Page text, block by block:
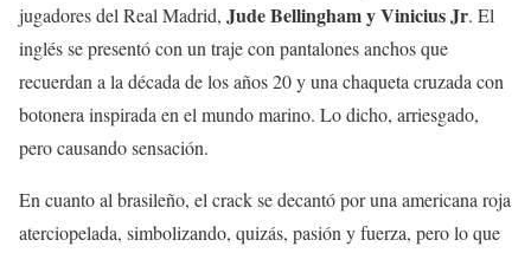
jugadores del Real Madrid, Jude Bellingham y Vinicius Jr. El
inglés se presentó con un traje con pantalones anchos que
recuerdan a la década de los años 20 y una chaqueta cruzada con
botonera inspirada en el mundo marino. Lo dicho, arriesgado,
pero causando sensación.
En cuanto al brasileño, el crack se decantó por una americana roja
aterciopelada, simbolizando, quizás, pasión y fuerza, pero lo que